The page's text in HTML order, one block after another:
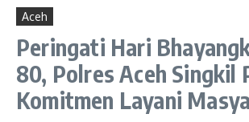
Aceh
Peringati Hari
80, Polres Aceh Singkil
Komitmen Layani